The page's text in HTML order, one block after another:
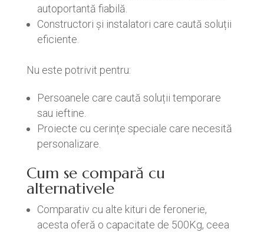
autoportantă fiabilă.
Constructori și instalatori care caută soluții
eficiente.
Nu este potrivit pentru:
Persoanele care caută soluții temporare
sau ieftine.
Proiecte cu cerințe speciale care necesită
personalizare.
Cum se compară cu
alternativele
Comparativ cu alte kituri de feronerie,
acesta oferă o capacitate de 500Kg, ceea